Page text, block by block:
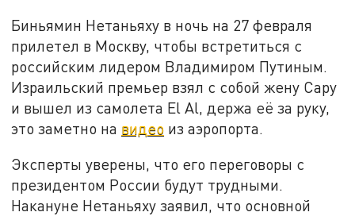
Биньямин Нетаньяху в ночь на 27 февраля
прилетел в Москву, чтобы встретиться с
российским лидером Владимиром Путиным.
Израильский премьер взял с собой жену Сару
и вышел из самолета El Al, держа её за руку,
это заметно на видео из аэропорта.
Эксперты уверены, что его переговоры с
президентом России будут трудными.
Накануне Нетаньяху заявил, что основной